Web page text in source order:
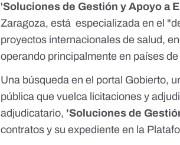
'Soluciones de Gestión y Apoyo a
Zaragoza, está especializada en el
proyectos internacionales de salud,
operando principalmente en países
Una búsqueda en el portal Gobierto,
pública que vuelca licitaciones y
adjudicatario, 'Soluciones de
contratos y su expediente en la